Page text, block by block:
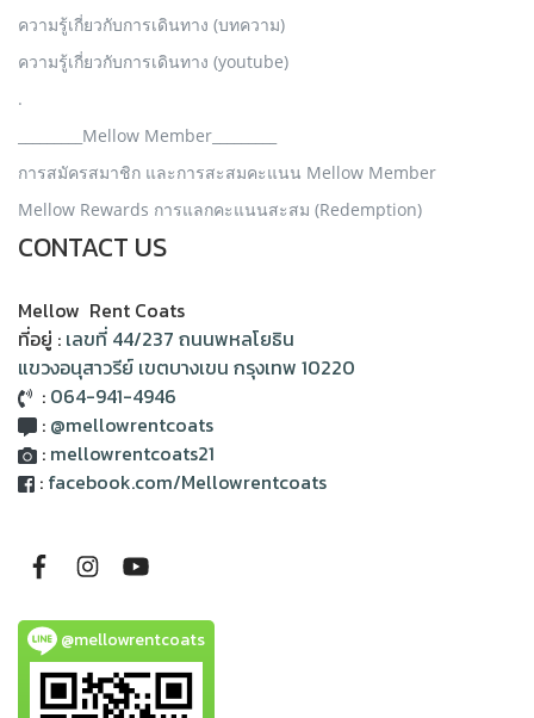
ความรู้เกี่ยวกับการเดินทาง (บทความ)
ความรู้เกี่ยวกับการเดินทาง (youtube)
.
_________Mellow Member_________
การสมัครสมาชิก และการสะสมคะแนน Mellow Member
Mellow Rewards การแลกคะแนนสะสม (Redemption)
CONTACT US
Mellow Rent Coats
ที่อยู่ : เลขที่ 44/237 ถนนพหลโยธิน
แขวงอนุสาวรีย์ เขตบางเขน กรุงเทพ 10220
: 064-941-4946
: @mellowrentcoats
: mellowrentcoats21
: facebook.com/Mellowrentcoats
@mellowrentcoats